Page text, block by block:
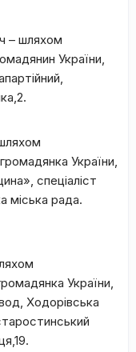
– шляхом
України,
України,
спеціаліст
міська рада.
України,
Ходорівська